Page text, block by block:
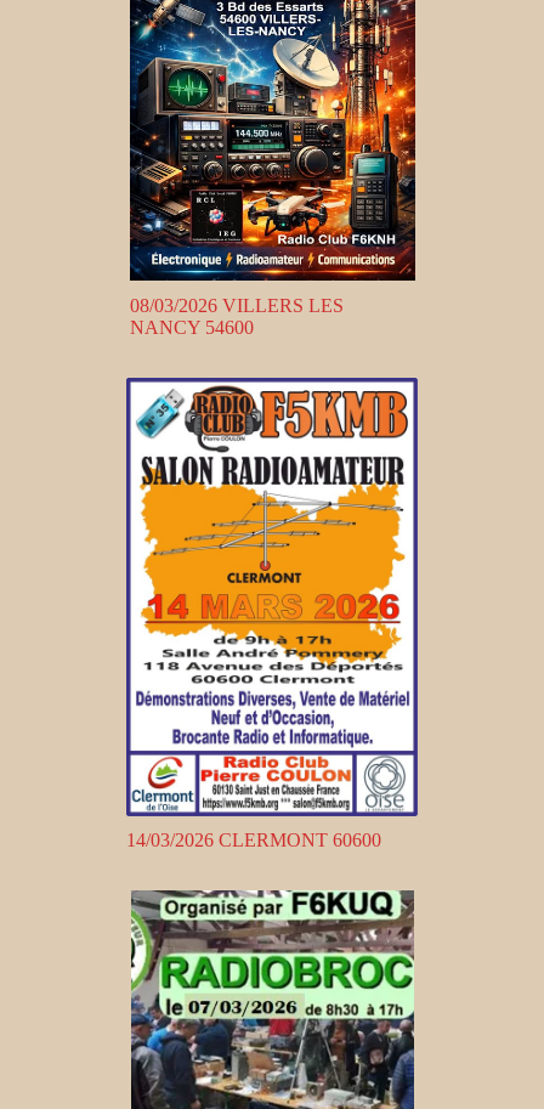
08/03/2026 VILLERS LES
NANCY 54600
14/03/2026 CLERMONT 60600